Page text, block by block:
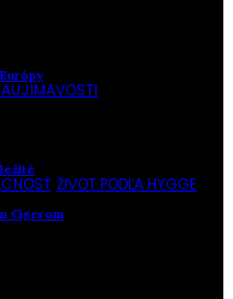
ŽIVOT PODĽA HYGGE
Cígerom